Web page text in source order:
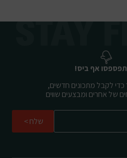
אף ביס!
כדי לקבל מתכונים חדשים,
של אחרים ומבצעים שווים
שלח